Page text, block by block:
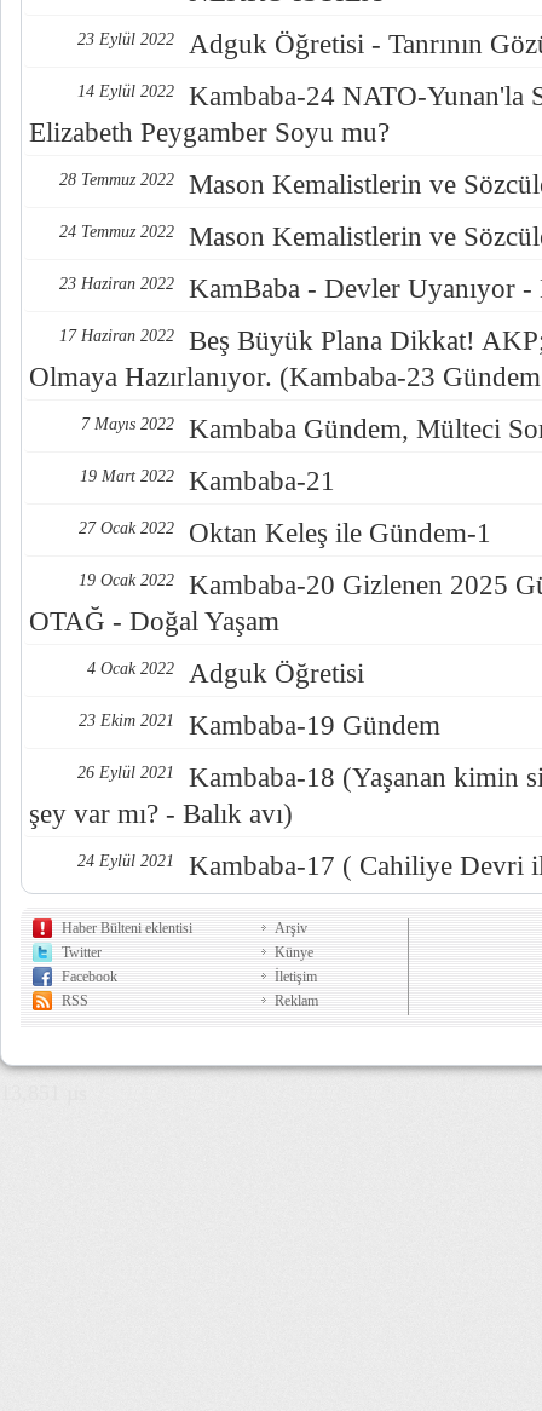
23 Eylül 2022 Adguk Öğretisi - Tanrının
14 Eylül 2022
Kambaba-24 NATO-Yunan'la
Elizabeth Peygamber Soyu mu?
28 Temmuz 2022 Mason Kemalistlerin ve
24 Temmuz 2022 Mason Kemalistlerin ve
23 Haziran 2022 KamBaba - Devler Uyanıyor
17 Haziran 2022
Beş Büyük Plana Dikkat!
Olmaya Hazırlanıyor. (Kambaba-23
7 Mayıs 2022 Kambaba Gündem, Mülteci
19 Mart 2022 Kambaba-21
27 Ocak 2022 Oktan Keleş ile Gündem-1
19 Ocak 2022
Kambaba-20 Gizlenen 2025
OTAĞ - Doğal Yaşam
4 Ocak 2022 Adguk Öğretisi
23 Ekim 2021 Kambaba-19 Gündem
26 Eylül 2021
Kambaba-18 (Yaşanan kimin
şey var mı? - Balık avı)
24 Eylül 2021 Kambaba-17 ( Cahiliye Devri
Haber Bülteni eklentisi
Twitter
Facebook
RSS
Arşiv
Künye
İletişim
Reklam